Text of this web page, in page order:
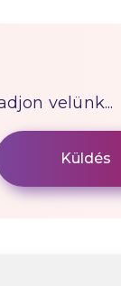
velünk...